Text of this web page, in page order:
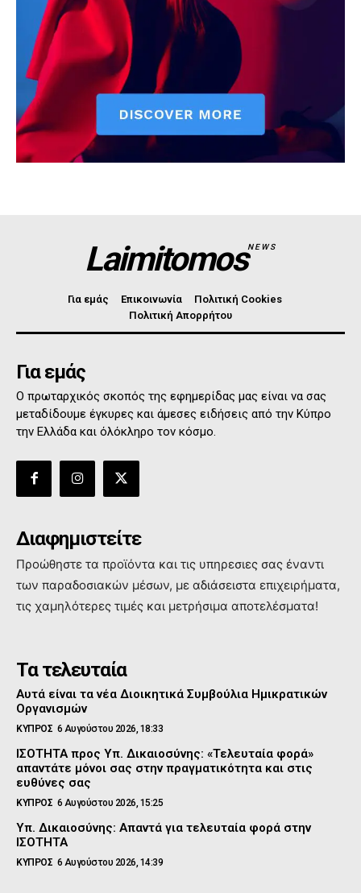
LaimitomosNEWS
Για εμάς Επικοινωνία
Πολιτική Cookies
Πολιτική Απορρήτου
Για εμάς
Ο πρωταρχικός σκοπός της εφημερίδας μας είναι να σας
μεταδίδουμε έγκυρες και άμεσες ειδήσεις από την Κύπρο
την Ελλάδα και όλόκληρο τον κόσμο.
Διαφημιστείτε
Προώθηστε τα προϊόντα και τις υπηρεσιες σας έναντι
των παραδοσιακών μέσων, με αδιάσειστα επιχειρήματα,
τις χαμηλότερες τιμές και μετρήσιμα αποτελέσματα!
Τα τελευταία
Αυτά είναι τα νέα Διοικητικά Συμβούλια Ημικρατικών
Οργανισμών
ΚΥΠΡΟΣ 6 Αυγούστου 2026, 18:33
ΙΣΟΤΗΤΑ προς Υπ. Δικαιοσύνης: «Τελευταία φορά»
απαντάτε μόνοι σας στην πραγματικότητα και στις
ευθύνες σας
ΚΥΠΡΟΣ 6 Αυγούστου 2026, 15:25
Υπ. Δικαιοσύνης: Απαντά για τελευταία φορά στην
ΙΣΟΤΗΤΑ
ΚΥΠΡΟΣ 6 Αυγούστου 2026, 14:39